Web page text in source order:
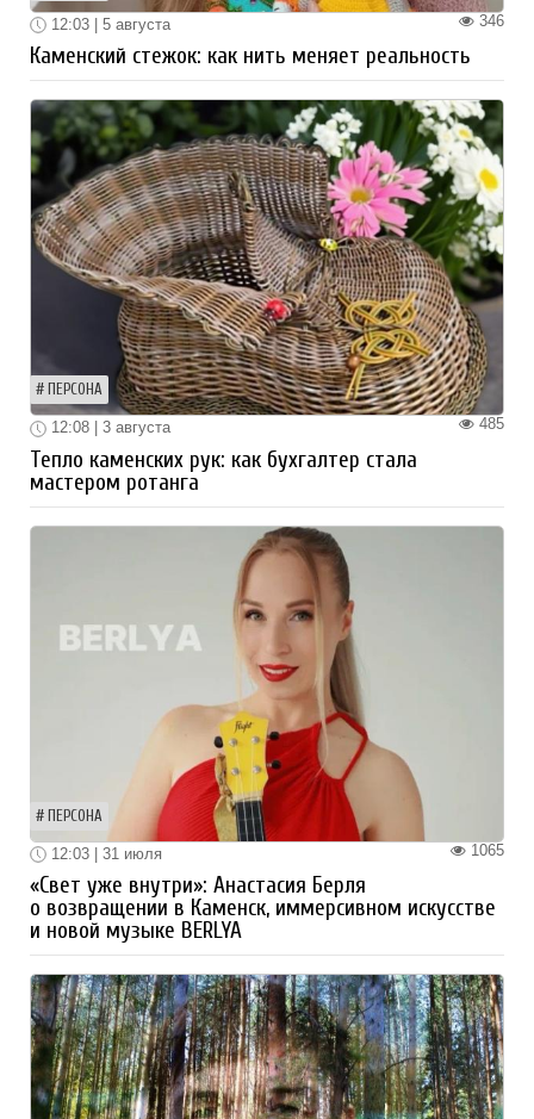
346
12:03 | 5 августа
Каменский стежок: как нить меняет реальность
ПЕРСОНА
485
12:08 | 3 августа
Тепло каменских рук: как бухгалтер стала
мастером ротанга
ПЕРСОНА
1065
12:03 | 31 июля
«Свет уже внутри»: Анастасия Берля
о возвращении в Каменск, иммерсивном искусстве
и новой музыке BERLYA